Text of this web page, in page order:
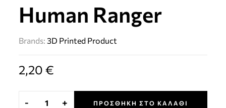
Human Ranger
Brands: 3D Printed Product
2,20€
- + ΠΡΟΣΘΉΚΗ ΣΤΟ ΚΑΛΆΘΙ